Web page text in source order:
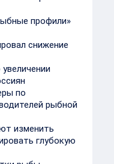
профили»
снижение
по
рыбной
изменить
глубокую